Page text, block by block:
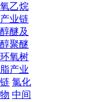
氧乙烷
产业链
醇醚及
醇聚醚
环氧树
脂产业
链 氯化
物 中间